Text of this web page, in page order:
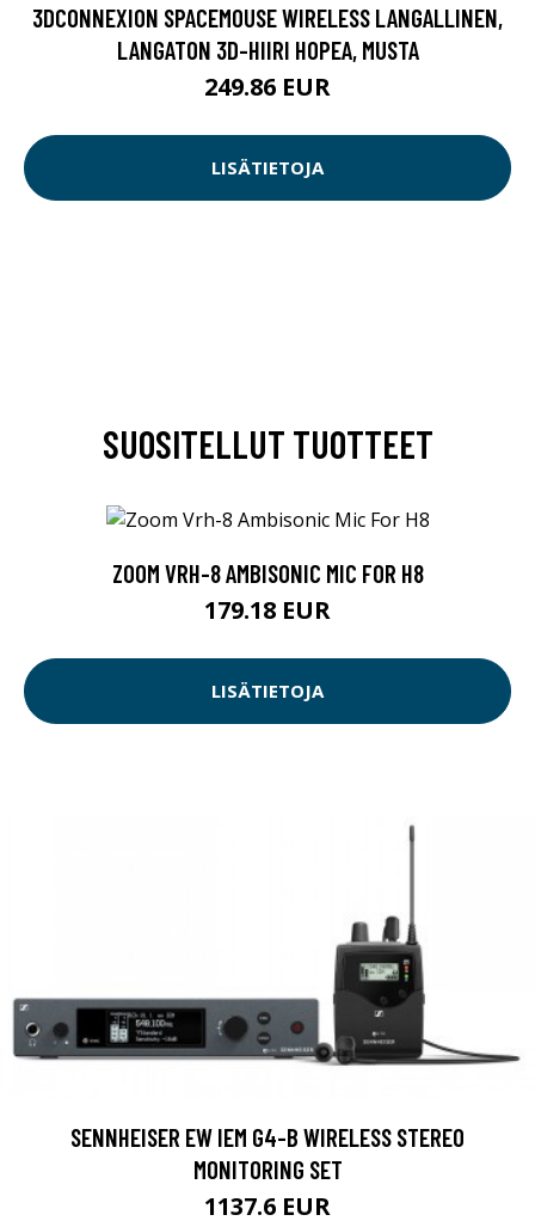
3DCONNEXION SPACEMOUSE WIRELESS LANGALLINEN,
LANGATON 3D-HIIRI HOPEA, MUSTA
249.86 EUR
LISÄTIETOJA
SUOSITELLUT TUOTTEET
ZOOM VRH-8 AMBISONIC MIC FOR H8
179.18 EUR
LISÄTIETOJA
SENNHEISER EW IEM G4-B WIRELESS STEREO
MONITORING SET
1137.6 EUR